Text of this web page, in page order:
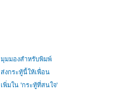
มุมมองสำหรับพิมพ์
ส่งกระทู้นี้ให้เพื่อน
เพิ่มใน 'กระทู้ที่สนใจ'